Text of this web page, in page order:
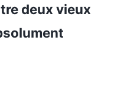
deux vieux